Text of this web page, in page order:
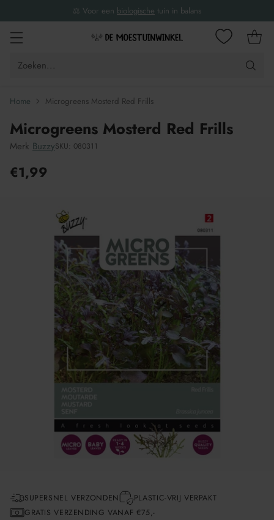
⚖️ Voor een biologische tuin in balans
Zoeken...
Home Microgreens Mosterd Red Frills
Microgreens Mosterd Red Frills
Merk BuzzySKU: 080311
Adviesprijs
€1,99
SUPERSNEL VERZONDEN
PLASTIC-VRIJ VERPAKT
GRATIS VERZENDING VANAF €75,-